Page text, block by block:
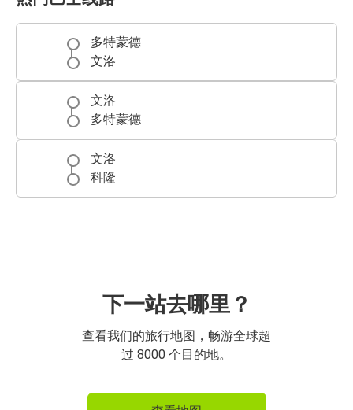
多特蒙德
文洛
文洛
多特蒙德
文洛
科隆
下一站去哪里？
查看我们的旅行地图，畅游全球超
过 8000 个目的地。